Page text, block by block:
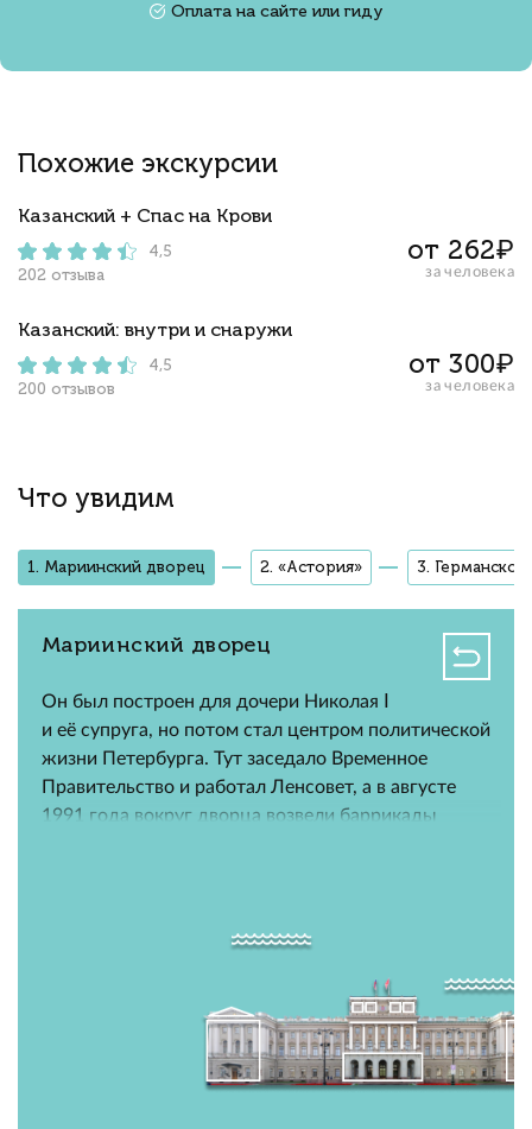
Оплата на сайте или гиду
Похожие экскурсии
Казанский + Спас на Крови
4,5
202 отзыва
от 262₽
за человека
Казанский: внутри и снаружи
4,5
200 отзывов
от 300₽
за человека
Что увидим
1. Мариинский дворец 2. «Астория» 3. Германское
Мариинский дворец
Он был построен для дочери Николая Ⅰ
и её супруга, но потом стал центром политической
жизни Петербурга. Тут заседало Временное
Правительство и работал Ленсовет, а в августе
1991 года вокруг дворца возвели баррикады